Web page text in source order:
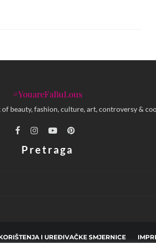
#YouareFaBuLous
of beauty, fashion, culture, art, controversy &
Pretraga
I UREĐIVAČKE SMJERNICE